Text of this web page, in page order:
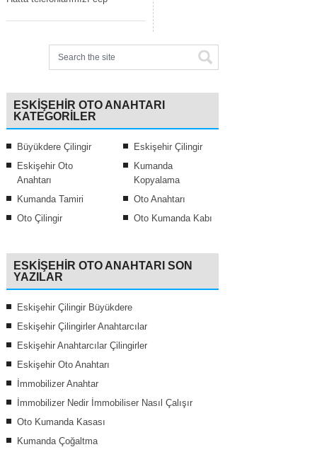
ESKIŞEHIR OTO ANAHTARI
KATEGORILER
Büyükdere Çilingir
Eskişehir Çilingir
Eskişehir Oto
Anahtarı
Kumanda
Kopyalama
Kumanda Tamiri
Oto Anahtarı
Oto Çilingir
Oto Kumanda Kabı
ESKIŞEHIR OTO ANAHTARI SON
YAZILAR
Eskişehir Çilingir Büyükdere
Eskişehir Çilingirler Anahtarcılar
Eskişehir Anahtarcılar Çilingirler
Eskişehir Oto Anahtarı
İmmobilizer Anahtar
İmmobilizer Nedir İmmobiliser Nasıl Çalışır
Oto Kumanda Kasası
Kumanda Çoğaltma